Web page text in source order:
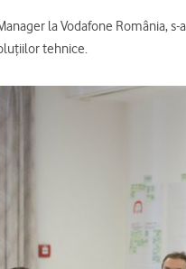
la Vodafone România,
tehnice.